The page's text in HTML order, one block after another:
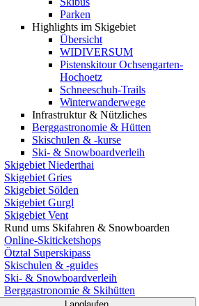
Parken
Highlights im Skigebiet
Übersicht
WIDIVERSUM
Pistenskitour Ochsengarten-
Hochoetz
Schneeschuh-Trails
Winterwanderwege
Infrastruktur & Nützliches
Berggastronomie & Hütten
Skischulen & -kurse
Ski- & Snowboardverleih
Skigebiet Niederthai
Skigebiet Gries
Skigebiet Sölden
Skigebiet Gurgl
Skigebiet Vent
Rund ums Skifahren & Snowboarden
Online-Skiticketshops
Ötztal Superskipass
Skischulen & -guides
Ski- & Snowboardverleih
Berggastronomie & Skihütten